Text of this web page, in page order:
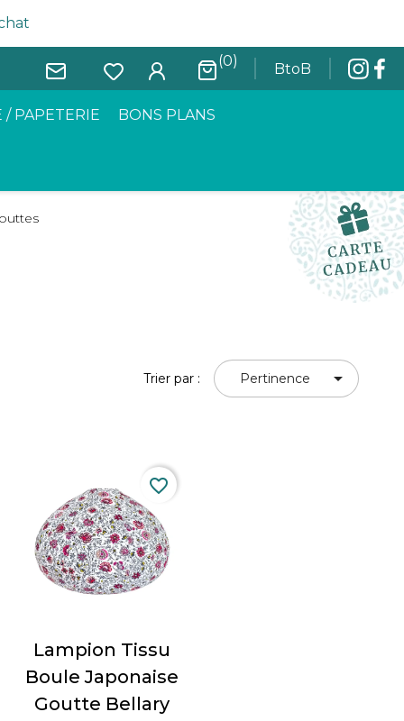
(0) BtoB
/ PAPETERIE BONS PLANS
Trier par : Pertinence 
Lampion Tissu
Boule Japonaise
Goutte Bellary
favorite_border